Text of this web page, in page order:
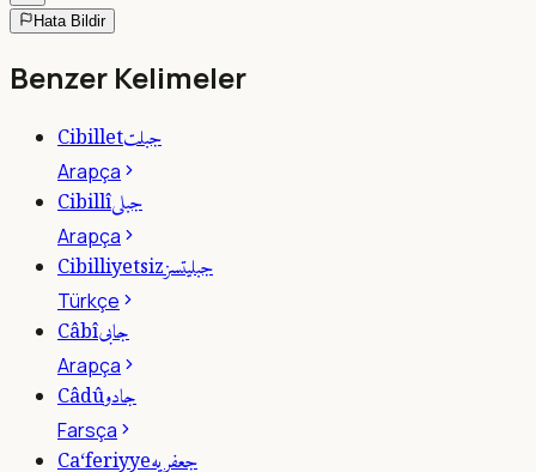
Hata Bildir
Benzer Kelimeler
Cibilletجبلت
Arapça
Cibillîجبلى
Arapça
Cibilliyetsizجبليتسز
Türkçe
Câbîجابى
Arapça
Câdûجادو
Farsça
Ca‘feriyyeجعفريه